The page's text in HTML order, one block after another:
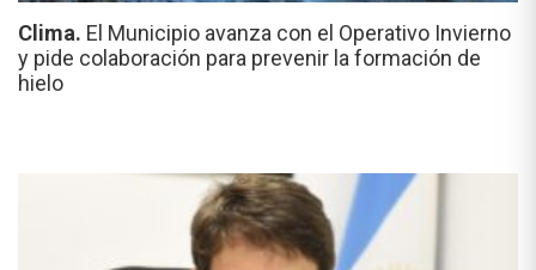
Clima. El Municipio avanza con el Operativo Invierno
y pide colaboración para prevenir la formación de
hielo